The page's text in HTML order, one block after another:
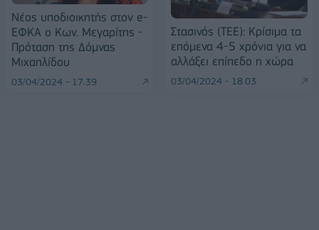
Νέος υποδιοικητής στον e-
ΕΦΚΑ ο Κων. Μεγαρίτης -
Πρόταση της Δόμνας
Μιχαηλίδου
03/04/2024 - 17:39
Στασινός (ΤΕΕ): Κρίσιμα τα
επόμενα 4-5 χρόνια για να
αλλάξει επίπεδο η χώρα
03/04/2024 - 18:03